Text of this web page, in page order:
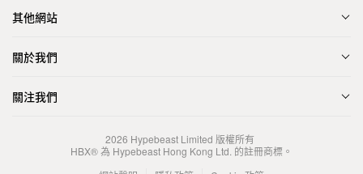
其他網站
關於我們
關注我們
2026 Hypebeast Limited 版權所有
HBX® 為 Hypebeast Hong Kong Ltd. 的註冊商標。